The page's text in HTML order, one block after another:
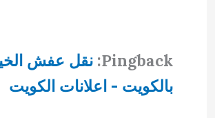
Pingback: نقل عفش
بالكويت - اعلانات الكويت